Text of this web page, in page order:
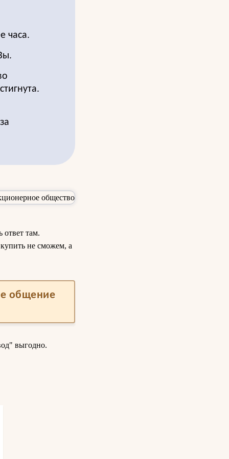
часа.
ответ там.
не сможем, а
общение
выгодно.